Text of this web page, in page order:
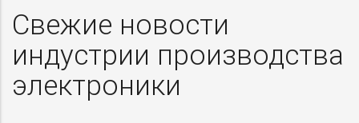
Свежие новости
индустрии производства
электроники